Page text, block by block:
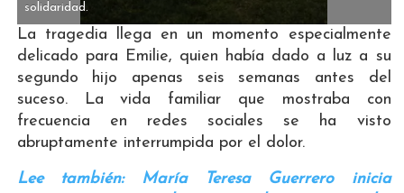
solidaridad.
La tragedia llega en un momento especialmente
delicado para Emilie, quien había dado a luz a su
segundo hijo apenas seis semanas antes del
suceso. La vida familiar que mostraba con
frecuencia en redes sociales se ha visto
abruptamente interrumpida por el dolor.
Lee también: María Teresa Guerrero inicia